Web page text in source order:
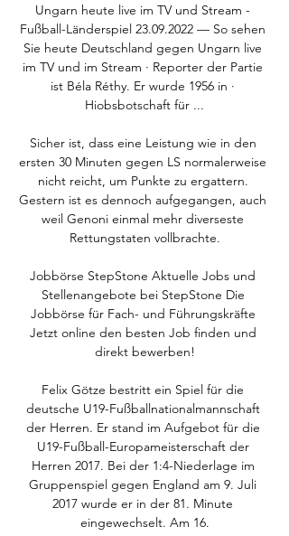
Ungarn heute live im TV und Stream -
Fußball-Länderspiel 23.09.2022 — So sehen
Sie heute Deutschland gegen Ungarn live
im TV und im Stream · Reporter der Partie
ist Béla Réthy. Er wurde 1956 in ·
Hiobsbotschaft für ...
Sicher ist, dass eine Leistung wie in den
ersten 30 Minuten gegen LS normalerweise
nicht reicht, um Punkte zu ergattern.
Gestern ist es dennoch aufgegangen, auch
weil Genoni einmal mehr diverseste
Rettungstaten vollbrachte.
Jobbörse StepStone Aktuelle Jobs und
Stellenangebote bei StepStone Die
Jobbörse für Fach- und Führungskräfte
Jetzt online den besten Job finden und
direkt bewerben!
Felix Götze bestritt ein Spiel für die
deutsche U19-Fußballnationalmannschaft
der Herren. Er stand im Aufgebot für die
U19-Fußball-Europameisterschaft der
Herren 2017. Bei der 1:4-Niederlage im
Gruppenspiel gegen England am 9. Juli
2017 wurde er in der 81. Minute
eingewechselt. Am 16.